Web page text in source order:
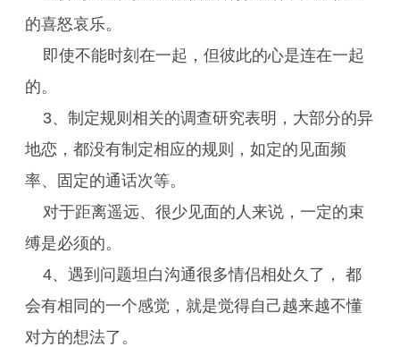
的喜怒哀乐。
即使不能时刻在一起，但彼此的心是连在一起
的。
3、制定规则相关的调查研究表明，大部分的异
地恋，都没有制定相应的规则，如定的见面频
率、固定的通话次等。
对于距离遥远、很少见面的人来说，一定的束
缚是必须的。
4、遇到问题坦白沟通很多情侣相处久了， 都
会有相同的一个感觉，就是觉得自己越来越不懂
对方的想法了。